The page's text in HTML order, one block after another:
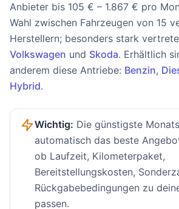
Anbieter bis 105 € – 1.867 € pro
Wahl zwischen Fahrzeugen von 15
Herstellern; besonders stark
Volkswagen und Skoda. Erhältlich
anderem diese Antriebe: Benzin,
Hybrid.
Wichtig: Die günstigste
automatisch das beste
ob Laufzeit, Kilometerpaket,
Bereitstellungskosten,
Rückgabebedingungen zu
passen.